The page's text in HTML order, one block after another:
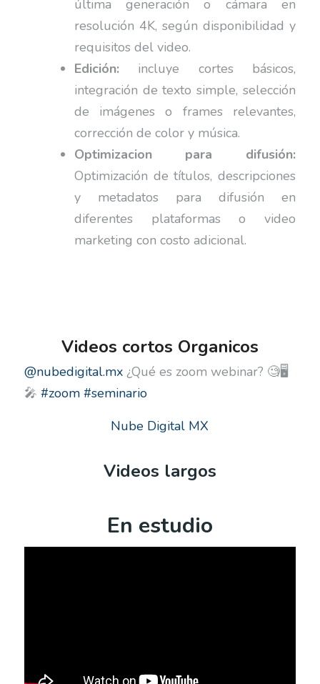
última generación o cámara en
resolución 4K, según disponibilidad y
requisitos del video.
Edición:incluye cortes básicos,
integración de texto simple, selección
de imágenes o frames relevantes,
corrección de color y música.
Optimizacion para difusión:
Optimización de títulos, descripciones
y metadatos para difusión en
diferentes plataformas o video
marketing con costo adicional.
Videos cortos Organicos
@nubedigital.mx¿Qué es zoom webinar? 🧐🖥️
🎤 #zoom #seminario
Nube Digital MX
Videos largos
En estudio